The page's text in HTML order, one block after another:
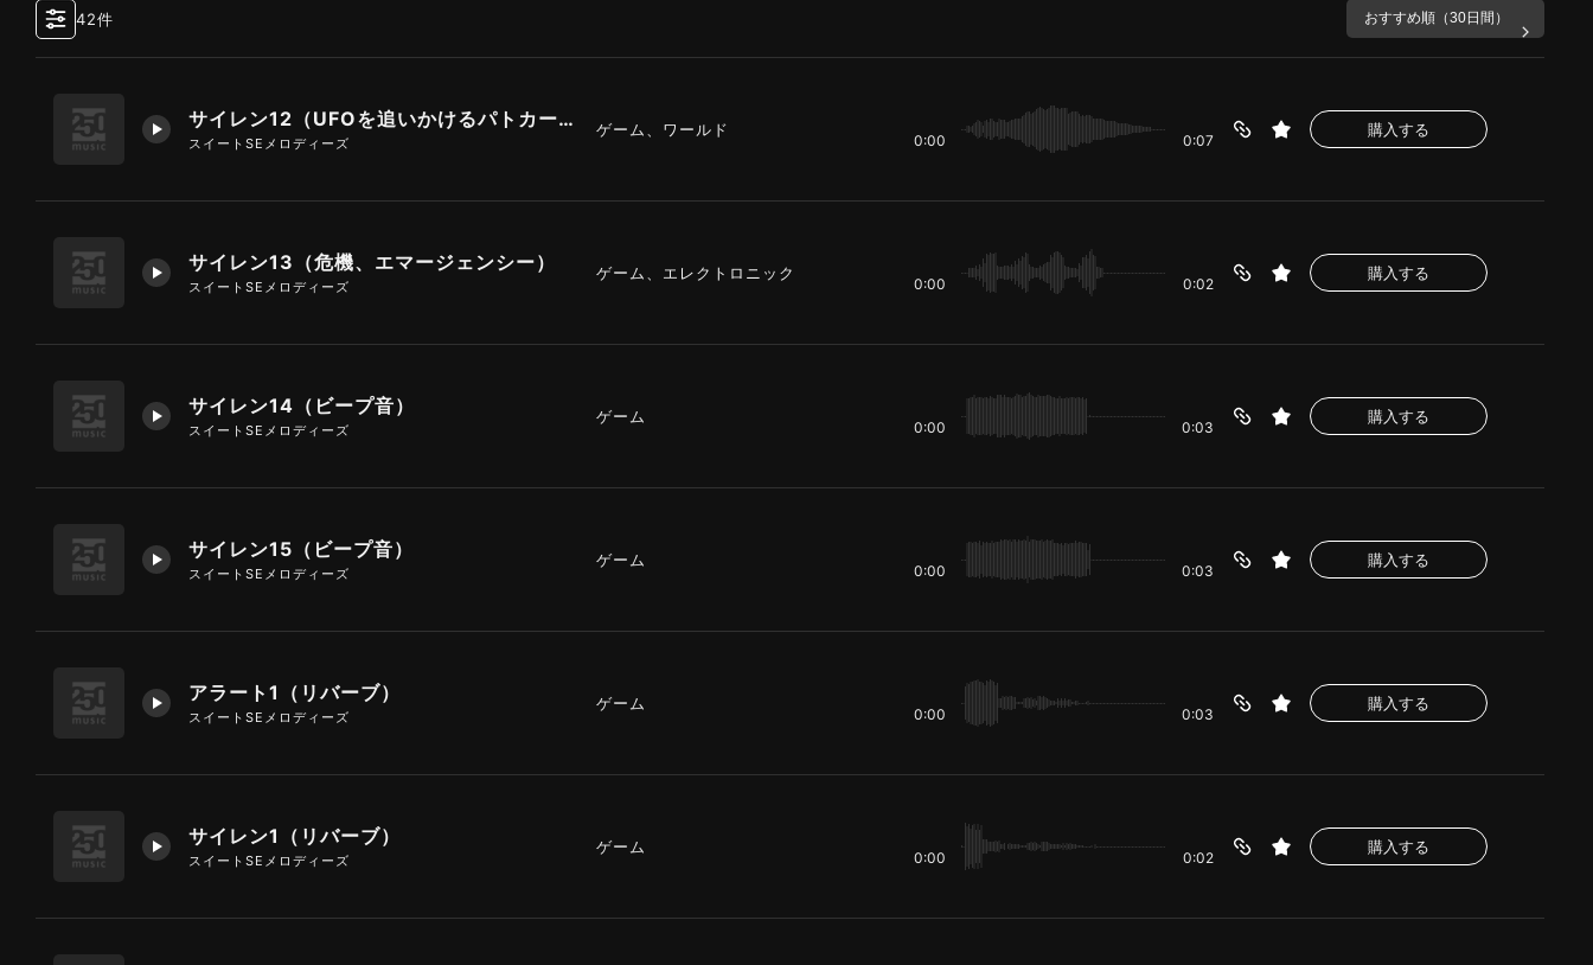
42件
サイレン12（UFOを追いかけるパトカー）
スイートSEメロディーズ
ゲーム、ワールド
0:00 0:07
購入する
サイレン13（危機、エマージェンシー）
スイートSEメロディーズ
ゲーム、エレクトロニック
0:00 0:02
購入する
サイレン14（ビープ音）
スイートSEメロディーズ
ゲーム
0:00 0:03
購入する
サイレン15（ビープ音）
スイートSEメロディーズ
ゲーム
0:00 0:03
購入する
アラート1（リバーブ）
スイートSEメロディーズ
ゲーム
0:00 0:03
購入する
サイレン1（リバーブ）
スイートSEメロディーズ
ゲーム
0:00 0:02
購入する